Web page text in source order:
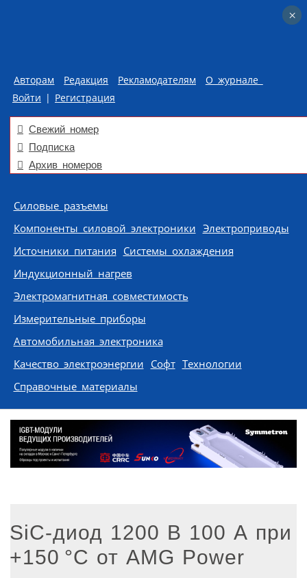
Авторам Редакция Рекламодателям
О журнале
Войти | Регистрация
Свежий номер
Подписка
Архив номеров
Skip to content
Силовые разъемы
Компоненты силовой электроники Электроприводы
Источники питания Системы охлаждения
Индукционный нагрев
Электромагнитная совместимость
Измерительные приборы
Автомобильная электроника
Качество электроэнергии Софт Технологии
Справочные материалы
SiC-диод 1200 В 100 А при
+150 °C от AMG Power
×
×